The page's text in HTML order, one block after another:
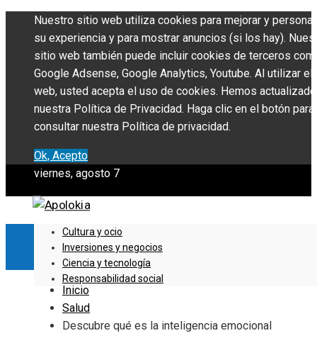
Nuestro sitio web utiliza cookies para mejorar y
su experiencia y para mostrar anuncios (si los hay).
sitio web también puede incluir cookies de terceros
Google Adsense, Google Analytics, Youtube. Al utilizar
web, usted acepta el uso de cookies. Hemos actualizado
nuestra Política de Privacidad. Haga clic en el botón para
consultar nuestra Política de privacidad.
Ok, Acepto
viernes, agosto 7
Cultura y ocio
Inversiones y negocios
Ciencia y tecnología
Responsabilidad social
Inicio
Salud
Descubre qué es la inteligencia emocional